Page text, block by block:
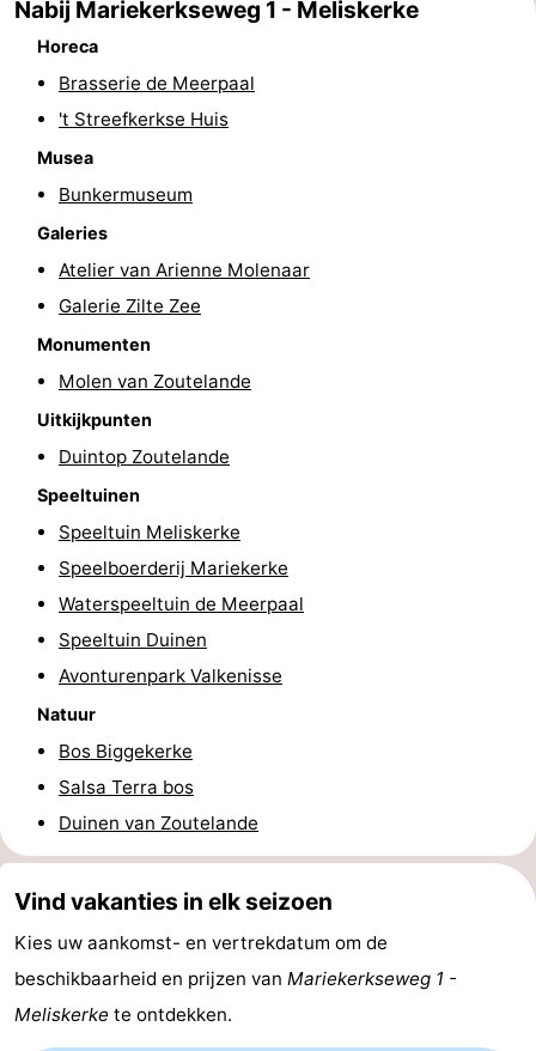
paravliegen
drinken
Ringrijden
Zoutelande
Forum
Parkeren
Reisboekenwinkel
Nieuws
Medische
adressen
Regio
Zeeland
Schouwen-
Duiveland
Brouwershaven
Zierikzee
-
Natuur
Oosterschelde
-
Burgh
-
Nabij Mariekerkseweg 1 - Meliskerke
Horeca
Brasserie de Meerpaal
't Streefkerkse Huis
Musea
Bunkermuseum
Galeries
Atelier van Arienne Molenaar
Galerie Zilte Zee
Monumenten
Molen van Zoutelande
Uitkijkpunten
Duintop Zoutelande
Speeltuinen
Speeltuin Meliskerke
Speelboerderij Mariekerke
Waterspeeltuin de Meerpaal
Speeltuin Duinen
Avonturenpark Valkenisse
Natuur
Bos Biggekerke
Salsa Terra bos
Duinen van Zoutelande
Vind vakanties in elk seizoen
Kies uw aankomst- en vertrekdatum om de
beschikbaarheid en prijzen van Mariekerkseweg 1 -
Meliskerke te ontdekken.